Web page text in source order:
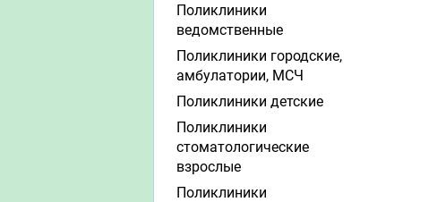
Поликлиники
ведомственные
Поликлиники городские,
амбулатории, МСЧ
Поликлиники детские
Поликлиники
стоматологические
взрослые
Поликлиники